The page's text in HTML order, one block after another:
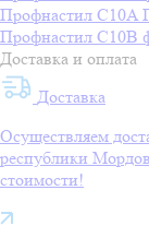
Профнастил C10A
Профнастил C10B
Доставка и оплата
Доставка
Осуществляем
республики
стоимости!